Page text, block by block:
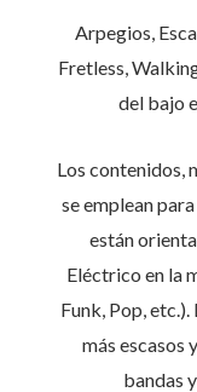
Arpegios,
Fretless,
del bajo
Los contenidos,
se emplean
están
Eléctrico en la
Funk, Pop,
más escasos
bandas